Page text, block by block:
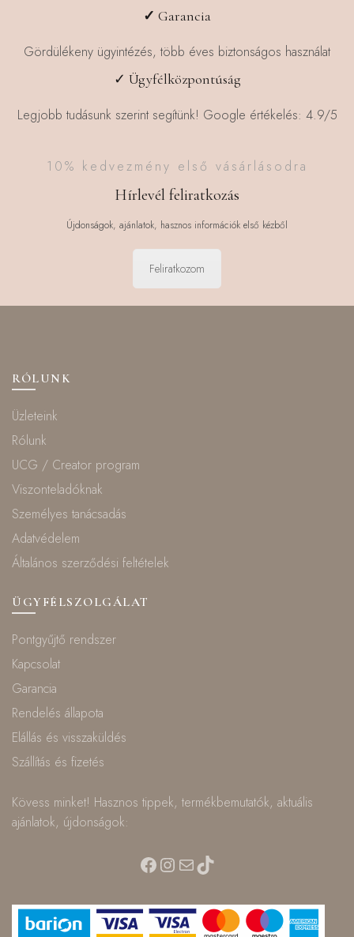
✓ Garancia
Gördülékeny ügyintézés, több éves biztonságos használat
✓ Ügyfélközpontúság
Legjobb tudásunk szerint segítünk! Google értékelés: 4.9/5
10% kedvezmény első vásárlásodra
Hírlevél feliratkozás
Újdonságok, ajánlatok, hasznos információk első kézből
Feliratkozom
RÓLUNK
Üzleteink
Rólunk
UCG / Creator program
Viszonteladóknak
Személyes tanácsadás
Adatvédelem
Általános szerződési feltételek
ÜGYFÉLSZOLGÁLAT
Pontgyűjtő rendszer
Kapcsolat
Garancia
Rendelés állapota
Elállás és visszaküldés
Szállítás és fizetés
Kövess minket! Hasznos tippek, termékbemutatók, aktuális
ajánlatok, újdonságok:
Facebook
Instagram
MailTikTok